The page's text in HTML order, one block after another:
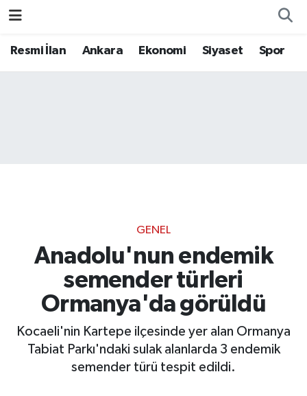
Resmi İlan Ankara Ekonomi Siyaset Spor
GENEL
Anadolu'nun endemik
semender türleri
Ormanya'da görüldü
Kocaeli'nin Kartepe ilçesinde yer alan Ormanya
Tabiat Parkı'ndaki sulak alanlarda 3 endemik
semender türü tespit edildi.